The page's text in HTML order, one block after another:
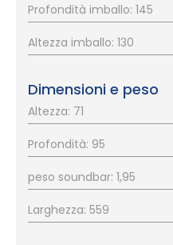
Profondità imballo: 145
Altezza imballo: 130
Dimensioni e peso
Altezza: 71
Profondità: 95
peso soundbar: 1,95
Larghezza: 559